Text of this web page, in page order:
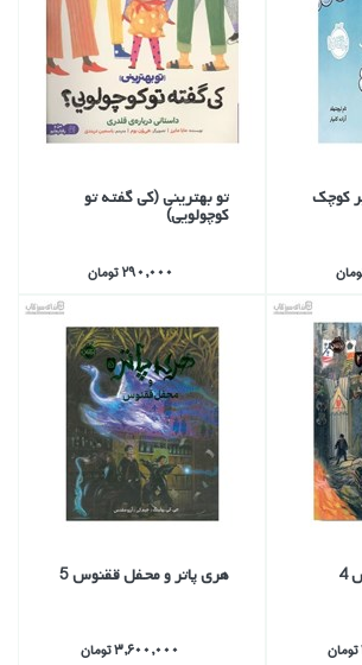
كوچك تو بهتريني (كي گفته تو
كوچولويي)
290,000 تومان
4 هري پاتر و محفل ققنوس 5
3,600,000 تومان